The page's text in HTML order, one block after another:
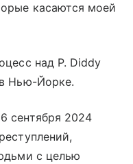
касаются моей
над P. Diddy
Нью-Йорке.
сентября 2024
с целью